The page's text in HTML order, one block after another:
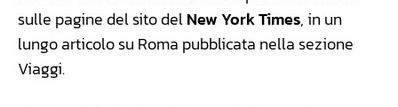
sulle pagine del sito delNew York Times, in un
lungo articolo su Roma pubblicata nella sezione
Viaggi.